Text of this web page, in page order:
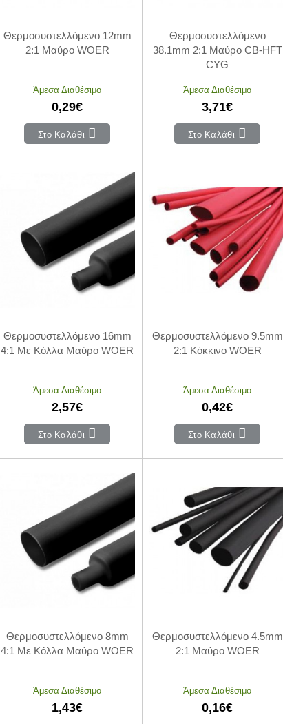
Θερμοσυστελλόμενο 12mm
2:1 Μαύρο WOER
Άμεσα Διαθέσιμο
0,29€
Στο Καλάθι
Θερμοσυστελλόμενο
38.1mm 2:1 Μαύρο CB-HFT
CYG
Άμεσα Διαθέσιμο
3,71€
Στο Καλάθι
Θερμοσυστελλόμενο 16mm
4:1 Με Κόλλα Μαύρο WOER
Άμεσα Διαθέσιμο
2,57€
Στο Καλάθι
Θερμοσυστελλόμενο 9.5mm
2:1 Κόκκινο WOER
Άμεσα Διαθέσιμο
0,42€
Στο Καλάθι
Θερμοσυστελλόμενο 8mm
4:1 Με Κόλλα Μαύρο WOER
Άμεσα Διαθέσιμο
1,43€
Θερμοσυστελλόμενο 4.5mm
2:1 Μαύρο WOER
Άμεσα Διαθέσιμο
0,16€